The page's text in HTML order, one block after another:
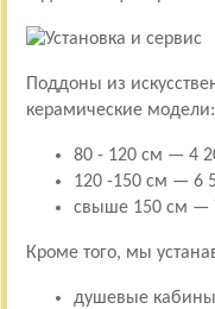
Поддоны из
керамические модели:
80 - 120 см — 4
120 -150 см — 6
свыше 150 см —
Кроме того, мы
душевые